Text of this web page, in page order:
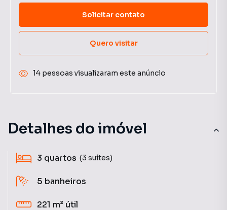
Detalhes do imóvel
3 quartos (3 suítes)
5 banheiros
221 m² útil
Solicitar contato
Quero visitar
14 pessoas visualizaram este anúncio